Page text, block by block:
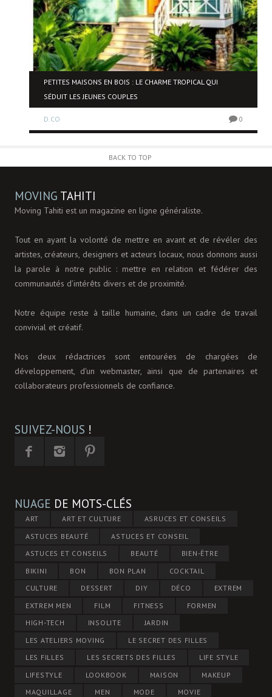
PETITES MAISONS EN BOIS : LE CHARME TROPICAL QUI
SÉDUIT LES JEUNES COUPLES
D.CO 0
BACK TO TOP
MOVING TAHITI
Moving Tahiti est un magazine en ligne généraliste.
Tout en ayant la volonté de mettre en avant et de révéler des
artistes, créateurs, designers et acteurs locaux, nous donnons aussi
la parole à notre public : mettre en relation et fédérer des
communautés d’intérêts divers et de proximité.
Notre équipe reste à taille humaine, dans un cadre de travail
convivial et créatif.
Nos deux rédactrices sont entourées de chargées de
développement, d'un webmaster, ainsi que de partenaires et
collaborateurs professionnels de confiance.
SUIVEZ-NOUS !
NUAGE DE MOTS-CLÉS
ART ART ET CULTURE
ASRUCES ET CONSEILS
ASTUCES BEAUTÉ
ASTUCES ET CONSEIL
ASTUCES ET CONSEILS
BEAUTÉ
BIEN-ÊTRE
BIKINI
BON BON PLAN
COCKTAIL
CULTURE
DESSERT DIY DÉCO
EXTREM
EXTREM MEN
FILM FITNESS
FORMEN
HIGH-TECH
INSOLITE
JARDIN
LES ATELIERS MOVING
LE SECRET DES FILLES
LES FILLES
LES SECRETS DES FILLES
LIFE STYLE
LIFESTYLE
LOOKBOOK MAISON
MAKEUP
MAQUILLAGE
MEN MODE MOVIE